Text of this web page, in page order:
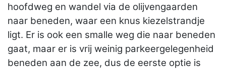
hoofdweg en wandel via de olijvengaarden
naar beneden, waar een knus kiezelstrandje
ligt. Er is ook een smalle weg die naar beneden
gaat, maar er is vrij weinig parkeergelegenheid
beneden aan de zee, dus de eerste optie is